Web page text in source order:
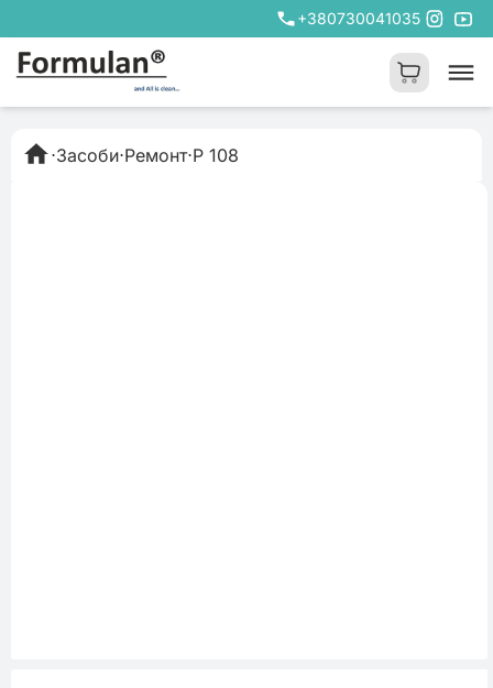
+380730041035
⋅Засоби⋅Ремонт⋅P 108